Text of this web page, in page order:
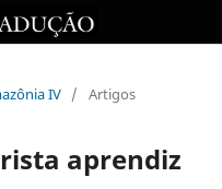
IV / Artigos
aprendiz